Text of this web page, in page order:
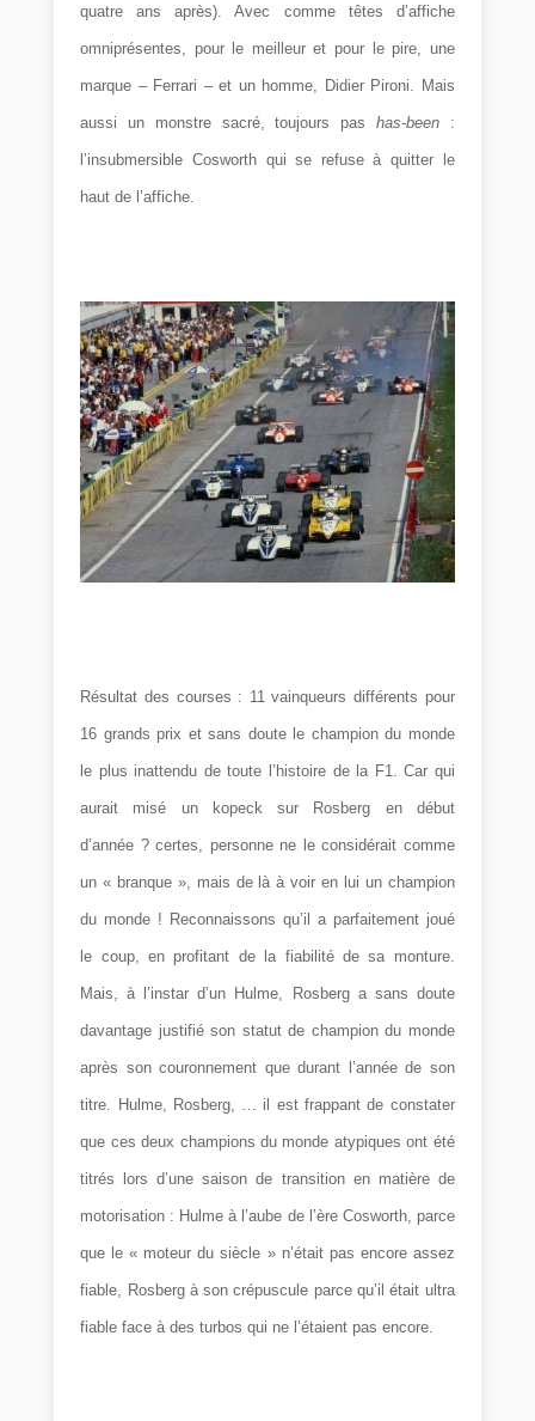
quatre ans après). Avec comme têtes d’affiche
omniprésentes, pour le meilleur et pour le pire, une
marque – Ferrari – et un homme, Didier Pironi. Mais
aussi un monstre sacré, toujours pas has-been :
l’insubmersible Cosworth qui se refuse à quitter le
haut de l’affiche.
Résultat des courses : 11 vainqueurs différents pour
16 grands prix et sans doute le champion du monde
le plus inattendu de toute l’histoire de la F1. Car qui
aurait misé un kopeck sur Rosberg en début
d’année ? certes, personne ne le considérait comme
un « branque », mais de là à voir en lui un champion
du monde ! Reconnaissons qu’il a parfaitement joué
le coup, en profitant de la fiabilité de sa monture.
Mais, à l’instar d’un Hulme, Rosberg a sans doute
davantage justifié son statut de champion du monde
après son couronnement que durant l’année de son
titre. Hulme, Rosberg, … il est frappant de constater
que ces deux champions du monde atypiques ont été
titrés lors d’une saison de transition en matière de
motorisation : Hulme à l’aube de l’ère Cosworth, parce
que le « moteur du siècle » n’était pas encore assez
fiable, Rosberg à son crépuscule parce qu’il était ultra
fiable face à des turbos qui ne l’étaient pas encore.